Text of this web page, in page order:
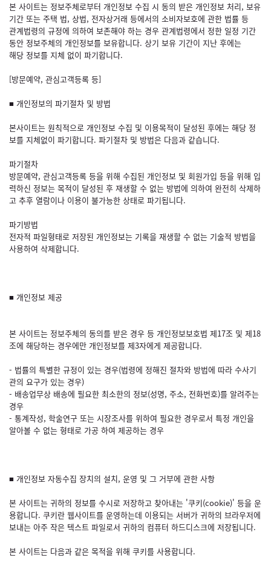
본 사이트는 정보주체로부터 개인정보 수집 시 동의 받은 개인정보 처리, 보유
기간 또는 주택 법, 상법, 전자상거래 등에서의 소비자보호에 관한 법률 등
관계법령의 규정에 의하여 보존해야 하는 경우 관계법령에서 정한 일정 기간
동안 정보주체의 개인정보를 보유합니다. 상기 보유 기간이 지난 후에는
해당 정보를 지체 없이 파기합니다.
[방문예약, 관심고객등록 등]
■ 개인정보의 파기절차 및 방법
본사이트는 원칙적으로 개인정보 수집 및 이용목적이 달성된 후에는 해당 정
보를 지체없이 파기합니다. 파기절차 및 방법은 다음과 같습니다.
파기절차
방문예약, 관심고객등록 등을 위해 수집된 개인정보 및 회원가입 등을 위해 입
력하신 정보는 목적이 달성된 후 재생할 수 없는 방법에 의하여 완전히 삭제하
고 추후 열람이나 이용이 불가능한 상태로 파기됩니다.
파기방법
전자적 파일형태로 저장된 개인정보는 기록을 재생할 수 없는 기술적 방법을
사용하여 삭제합니다.
■ 개인정보 제공
본 사이트는 정보주체의 동의를 받은 경우 등 개인정보보호법 제17조 및 제18
조에 해당하는 경우에만 개인정보를 제3자에게 제공합니다.
- 법률의 특별한 규정이 있는 경우(법령에 정해진 절차와 방법에 따라 수사기
관의 요구가 있는 경우)
- 배송업무상 배송에 필요한 최소한의 정보(성명, 주소, 전화번호)를 알려주는
경우
- 통계작성, 학술연구 또는 시장조사를 위하여 필요한 경우로서 특정 개인을
알아볼 수 없는 형태로 가공 하여 제공하는 경우
■ 개인정보 자동수집 장치의 설치, 운영 및 그 거부에 관한 사항
본 사이트는 귀하의 정보를 수시로 저장하고 찾아내는 '쿠키(cookie)' 등을 운
용합니다. 쿠키란 웹사이트를 운영하는데 이용되는 서버가 귀하의 브라우저에
보내는 아주 작은 텍스트 파일로서 귀하의 컴퓨터 하드디스크에 저장됩니다.
본 사이트는 다음과 같은 목적을 위해 쿠키를 사용합니다.